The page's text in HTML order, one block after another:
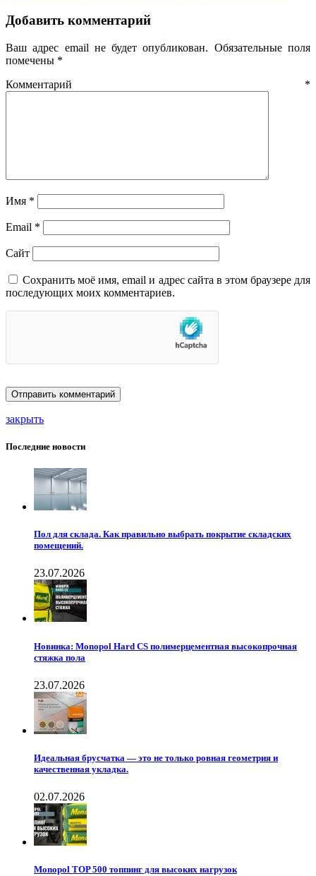
Добавить комментарий
Ваш адрес email не будет опубликован. Обязательные поля
помечены *
Комментарий *
Имя *
Email *
Сайт
Сохранить моё имя, email и адрес сайта в этом браузере для
последующих моих комментариев.
закрыть
Последние новости
Пол для склада. Как правильно выбрать покрытие складских
помещений.
23.07.2026
Новинка: Monopol Hard CS полимерцементная высокопрочная
стяжка пола
23.07.2026
Идеальная брусчатка — это не только ровная геометрия и
качественная укладка.
02.07.2026
Monopol TOP 500 топпинг для высоких нагрузок